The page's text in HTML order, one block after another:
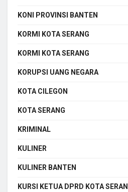
KONI PROVINSI BANTEN
KORMI KOTA SERANG
KORMI KOTA SERANG
KORUPSI UANG NEGARA
KOTA CILEGON
KOTA SERANG
KRIMINAL
KULINER
KULINER BANTEN
KURSI KETUA DPRD KOTA